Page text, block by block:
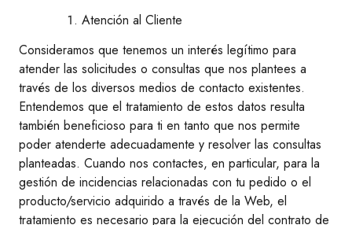
Atención al Cliente
Consideramos que tenemos un interés legítimo para
atender las solicitudes o consultas que nos plantees a
través de los diversos medios de contacto existentes.
Entendemos que el tratamiento de estos datos resulta
también beneficioso para ti en tanto que nos permite
poder atenderte adecuadamente y resolver las consultas
planteadas. Cuando nos contactes, en particular, para la
gestión de incidencias relacionadas con tu pedido o el
producto/servicio adquirido a través de la Web, el
tratamiento es necesario para la ejecución del contrato de